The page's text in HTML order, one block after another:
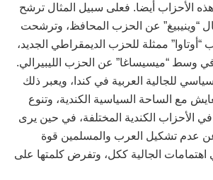
الأحزاب أيضا. فعلى سبيل المثال ترشح
“وينيبيغ” عن الحزب المحافظ، وترشحت
ممثلة للحزب الديمقراطي الجديد،
وسط “ميسيساغا” عن الحزب الليبيرالي.
للجالية العربية في كندا، ويعبر ذلك
مع الساحة السياسية الكندية، وتنوع
الأحزاب الكندية المختلفة، في حين يرى
عدم تشكيل العرب والمسلمين قوة
اهتمامات الجالية ككل، وتفرض كلمتها على